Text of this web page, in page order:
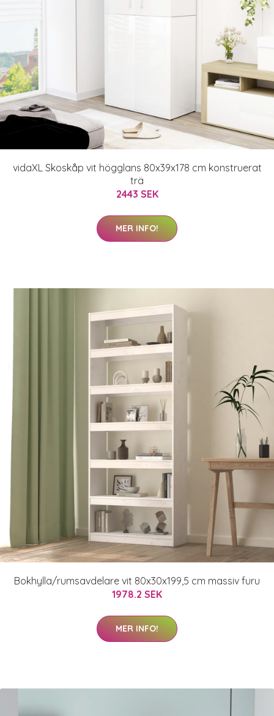
vidaXL Skoskåp vit högglans 80x39x178 cm konstruerat
trä
2443 SEK
MER INFO!
Bokhylla/rumsavdelare vit 80x30x199,5 cm massiv furu
1978.2 SEK
MER INFO!